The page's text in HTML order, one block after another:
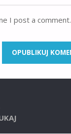
I post a comment.